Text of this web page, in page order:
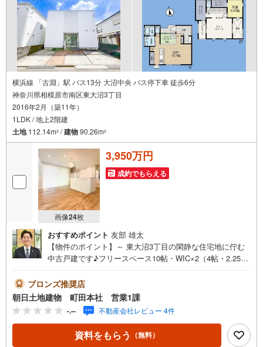
横浜線 「古淵」駅 バス13分 大沼中央 バス停下車 徒歩6分
神奈川県相模原市南区東大沼3丁目
2016年2月（築11年）
1LDK / 地上2階建
土地112.14m2 /建物90.26m2
画像24枚
3,950万円
成約でもらえる
おすすめポイント 友部 雄太
【物件のポイント】～ 東大沼3丁目の閑静な住宅地に佇む
中古戸建です♪フリースペース10帖・WIC×2（4帖・2.25
負担）【営業時間 10:00～20:00】上記時間はお電話が繋が
りやすくなっております。人気物件には特に問い合わせが
集中するため、お早めにお電話ください。「室内・現地を
見学する」ボタンよりご予約いただくとご見学がスムーズ
です。【創業42周年の実績】弊社は1985年町田にて開業
し、東京・神奈川・埼玉エリアに13店舗展開しておりま
ブロンズ推奨店
朝日土地建物 町田本社 営業1課
-.-- 不動産会社レビュー 4件
資料をもらう （無料）